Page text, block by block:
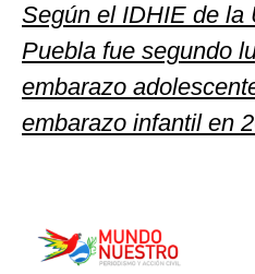
Según el IDHIE de la
Puebla fue segundo
embarazo
embarazo infantil en